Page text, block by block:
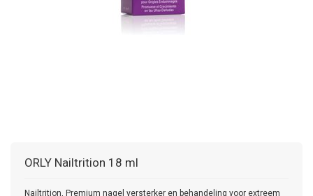
ORLY Nailtrition 18 ml
Nailtrition, Premium nagel versterker en behandeling voor extreem